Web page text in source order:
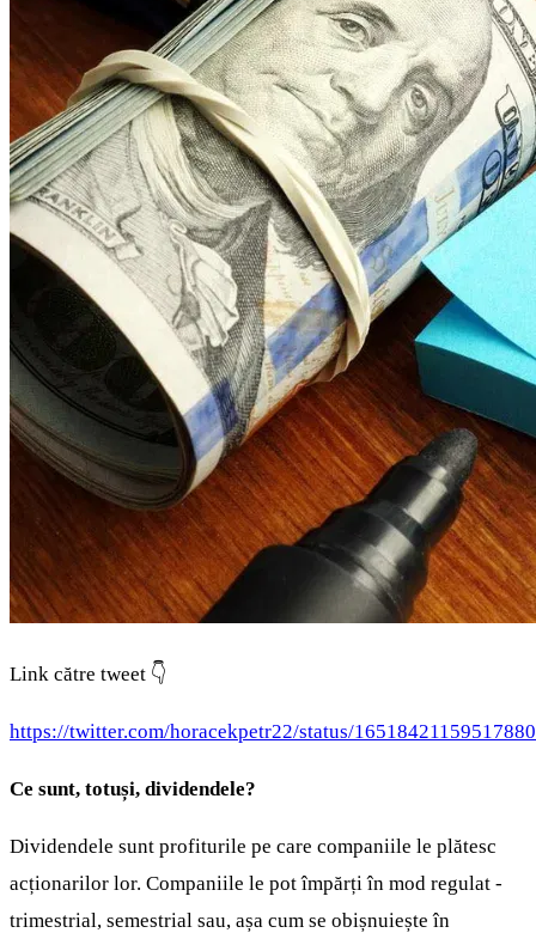
Link către tweet 👇
https://twitter.com/horacekpetr22/status/
Ce sunt, totuși, dividendele?
Dividendele sunt profiturile pe care companiile le plătesc
acționarilor lor. Companiile le pot împărți în mod regulat -
trimestrial, semestrial sau, așa cum se obișnuiește în